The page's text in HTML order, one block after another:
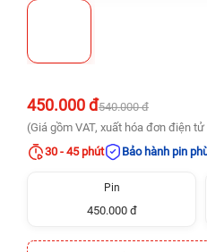
450.000 đ540.000 đ
(Giá gồm VAT, xuất hóa đơn điện
30 - 45 phút
Bảo hành pin
Pin
450.000 đ